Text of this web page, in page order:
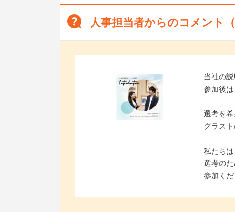
人事担当者からのコメント
当社の
参加後は
選考を希
グラス
私たちは
選考の
参加くだ